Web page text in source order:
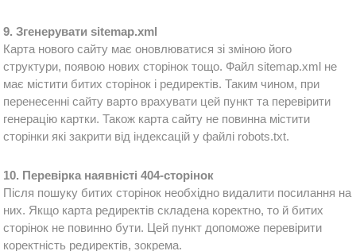
9. Згенерувати sitemap.xml
Карта нового сайту має оновлюватися зі зміною його
структури, появою нових сторінок тощо. Файл sitemap.xml не
має містити битих сторінок і редиректів. Таким чином, при
перенесенні сайту варто врахувати цей пункт та перевірити
генерацію картки. Також карта сайту не повинна містити
сторінки які закрити від індексацій у файлі robots.txt.
10. Перевірка наявністі 404-сторінок
Після пошуку битих сторінок необхідно видалити посилання на
них. Якщо карта редиректів складена коректно, то й битих
сторінок не повинно бути. Цей пункт допоможе перевірити
коректність редиректів, зокрема.